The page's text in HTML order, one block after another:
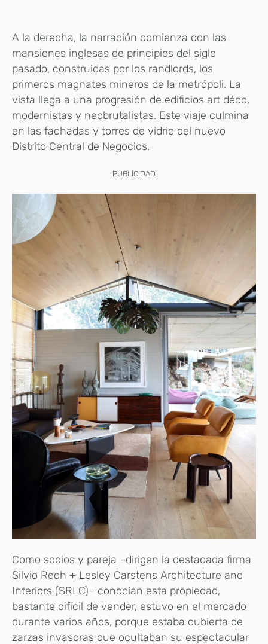
A la derecha, la narración comienza con las
mansiones inglesas de principios del siglo
pasado, construidas por los randlords, los
primeros magnates mineros de la metrópoli. La
vista llega a una progresión de edificios art déco,
modernistas y neobrutalistas. Este viaje culmina
en las fachadas y torres de vidrio del nuevo
Distrito Central de Negocios.
PUBLICIDAD
Como socios y pareja –dirigen la destacada firma
Silvio Rech + Lesley Carstens Architecture and
Interiors (SRLC)– conocían esta propiedad,
bastante difícil de vender, estuvo en el mercado
durante varios años, porque estaba cubierta de
zarzas invasoras que ocultaban su espectacular